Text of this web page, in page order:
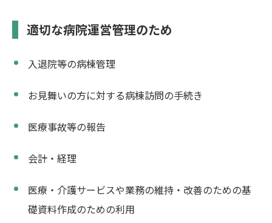
適切な病院運営管理のため
入退院等の病棟管理
お見舞いの方に対する病棟訪問の手続き
医療事故等の報告
会計・経理
医療・介護サービスや業務の維持・改善のための基
礎資料作成のための利用